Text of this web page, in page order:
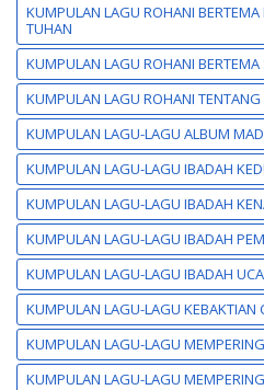
KUMPULAN LAGU ROHANI
TUHAN
KUMPULAN LAGU ROHANI BERTEMA
KUMPULAN LAGU ROHANI
KUMPULAN LAGU-LAGU ALBUM
KUMPULAN LAGU-LAGU IBADAH
KUMPULAN LAGU-LAGU IBADAH
KUMPULAN LAGU-LAGU IBADAH
KUMPULAN LAGU-LAGU IBADAH
KUMPULAN LAGU-LAGU KEBAKTIAN
KUMPULAN LAGU-LAGU
KUMPULAN LAGU-LAGU